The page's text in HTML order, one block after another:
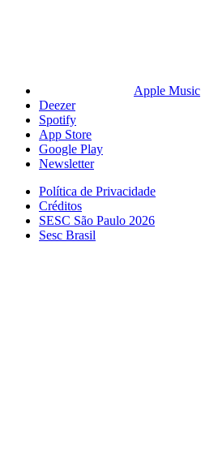
Apple Music
Deezer
Spotify
App Store
Google Play
Newsletter
Política de Privacidade
Créditos
SESC São Paulo 2026
Sesc Brasil